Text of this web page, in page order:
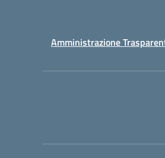
Amministrazione